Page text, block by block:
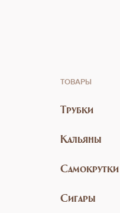
ТОВАРЫ
Трубки
Кальяны
Самокрутки
Сигары